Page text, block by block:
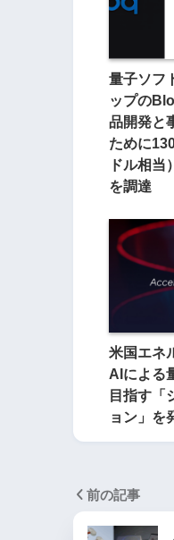
量子ソフ
ップの
品開発と
ために
ドル相当
を調達
米国エネ
AIによる
目指す「
ョン」を
前の記事